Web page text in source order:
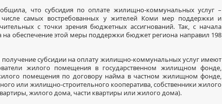
что субсидия по оплате жилищно-коммунальных услуг –
самых востребованных у жителей Коми мер поддержки и
с точки зрения бюджетных ассигнований. Так, с начала
на обеспечение этой меры поддержки бюджет региона направил 198
субсидии на оплату жилищно-коммунальных услуг имеют
жилого помещения в государственном жилищном фонде,
помещения по договору найма в частном жилищном фонде,
или жилищно-строительного кооператива, собственники жилого
жилого дома, части квартиры или жилого дома).